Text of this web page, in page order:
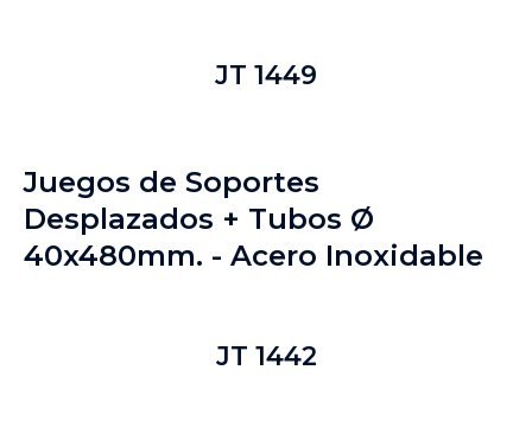
JT 1449
Juegos de Soportes
Desplazados + Tubos Ø
40x480mm. - Acero Inoxidable
JT 1442